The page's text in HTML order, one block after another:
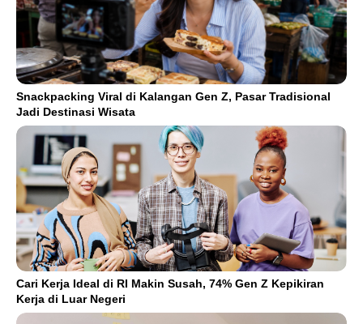
Snackpacking Viral di Kalangan Gen Z, Pasar Tradisional
Jadi Destinasi Wisata
Cari Kerja Ideal di RI Makin Susah, 74% Gen Z Kepikiran
Kerja di Luar Negeri